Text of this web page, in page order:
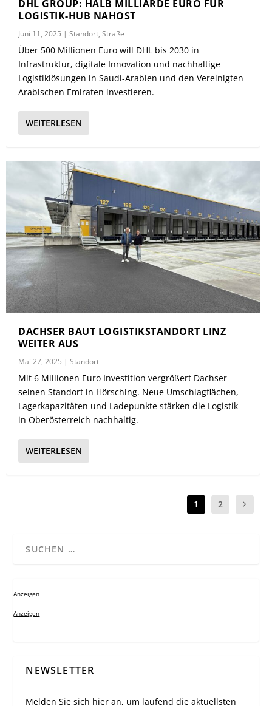
DHL GROUP: HALB MILLIARDE EURO FÜR
LOGISTIK-HUB NAHOST
Juni 11, 2025 |Standort,Straße
Über 500 Millionen Euro will DHL bis 2030 in
Infrastruktur, digitale Innovation und nachhaltige
Logistiklösungen in Saudi-Arabien und den Vereinigten
Arabischen Emiraten investieren.
WEITERLESEN
DACHSER BAUT LOGISTIKSTANDORT LINZ
WEITER AUS
Mai 27, 2025 |Standort
Mit 6 Millionen Euro Investition vergrößert Dachser
seinen Standort in Hörsching. Neue Umschlagflächen,
Lagerkapazitäten und Ladepunkte stärken die Logistik
in Oberösterreich nachhaltig.
WEITERLESEN
1 2
Anzeigen
Anzeigen
NEWSLETTER
Melden Sie sich hier an, um laufend die aktuellsten